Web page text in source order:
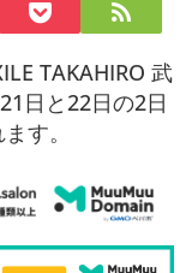
TAKAHIRO 武
日と22日の2日
す。